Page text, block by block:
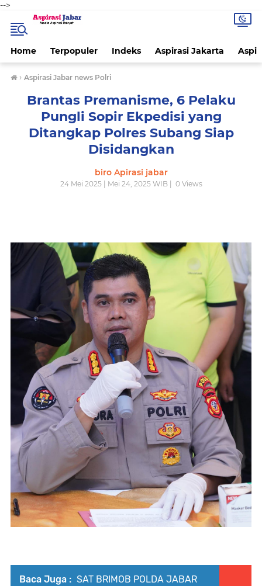
-->
Home Terpopuler Indeks Aspirasi Jakarta
› Aspirasi Jabar news Polri
Brantas Premanisme, 6 Pelaku
Pungli Sopir Ekpedisi yang
Ditangkap Polres Subang Siap
Disidangkan
biro Apirasi jabar
24 Mei 2025 | Mei 24, 2025 WIB | 0Views
Baca Juga : SAT BRIMOB POLDA JABAR